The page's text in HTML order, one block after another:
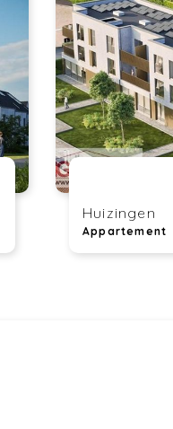
Huizingen
Appartement